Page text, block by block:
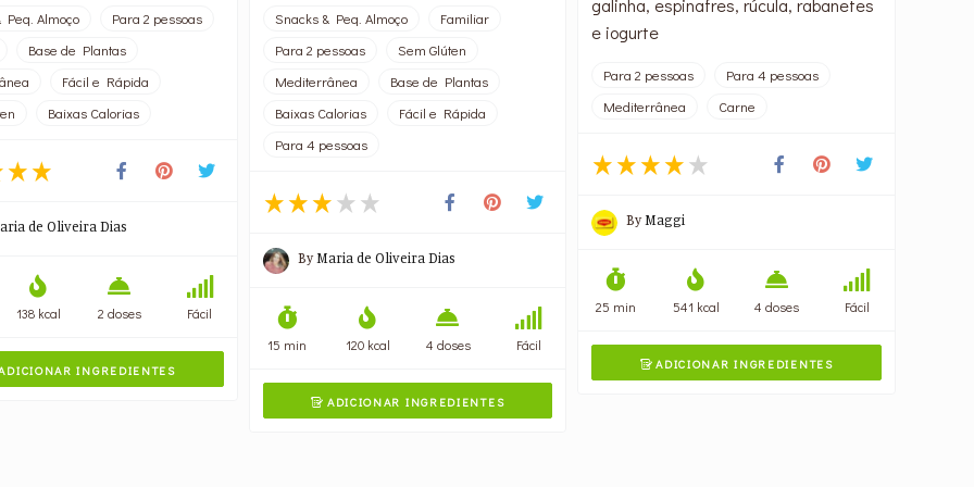
Peq. Almoço
Para 2 pessoas
Base de Plantas
Fácil e Rápida
Baixas Calorias
de Oliveira Dias
138 kcal 2 doses Fácil
INGREDIENTES
Snacks & Peq. Almoço
Familiar
Para 2 pessoas
Sem Glúten
Mediterrânea
Base de Plantas
Baixas Calorias
Fácil e Rápida
Para 4 pessoas
ByMaria de Oliveira Dias
15 min 120 kcal 4 doses Fácil
 ADICIONAR INGREDIENTES
galinha, espinafres, rúcula, rabanetes
e iogurte
Para 2 pessoas
Para 4 pessoas
Mediterrânea
Carne
ByMaggi
25 min 541 kcal 4 doses Fácil
ADICIONAR INGREDIENTES